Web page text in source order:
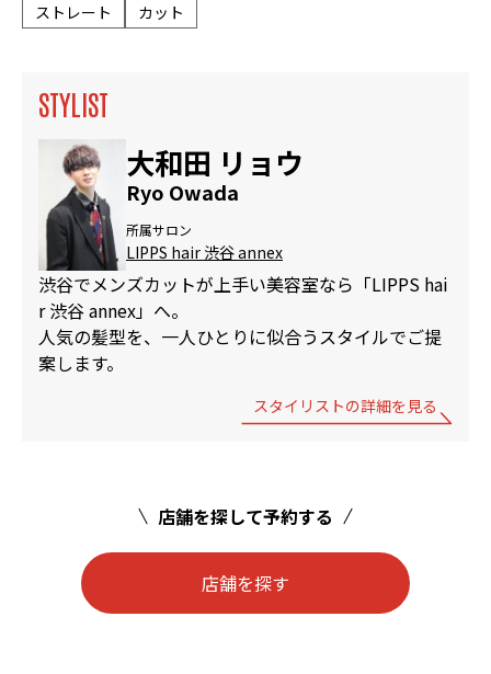
ストレート カット
STYLIST
大和田 リョウ
Ryo Owada
所属サロン
LIPPS hair 渋谷 annex
渋谷でメンズカットが上手い美容室なら「LIPPS hai
r 渋谷 annex」へ。
人気の髪型を、一人ひとりに似合うスタイルでご提
案します。
スタイリストの詳細を見る
店舗を探して予約する
店舗を探す